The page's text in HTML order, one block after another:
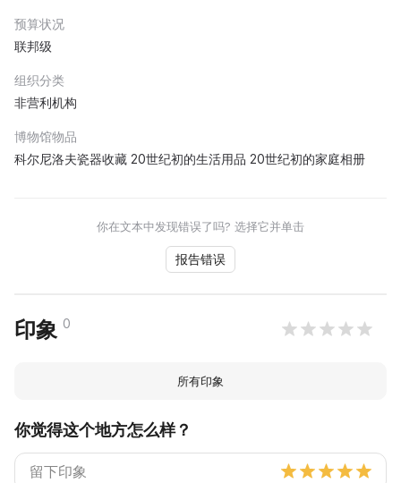
预算状况
联邦级
组织分类
非营利机构
博物馆物品
科尔尼洛夫瓷器收藏 20世纪初的生活用品 20世纪初的家庭相册
你在文本中发现错误了吗? 选择它并单击
报告错误
印象 0
所有印象
你觉得这个地方怎么样？